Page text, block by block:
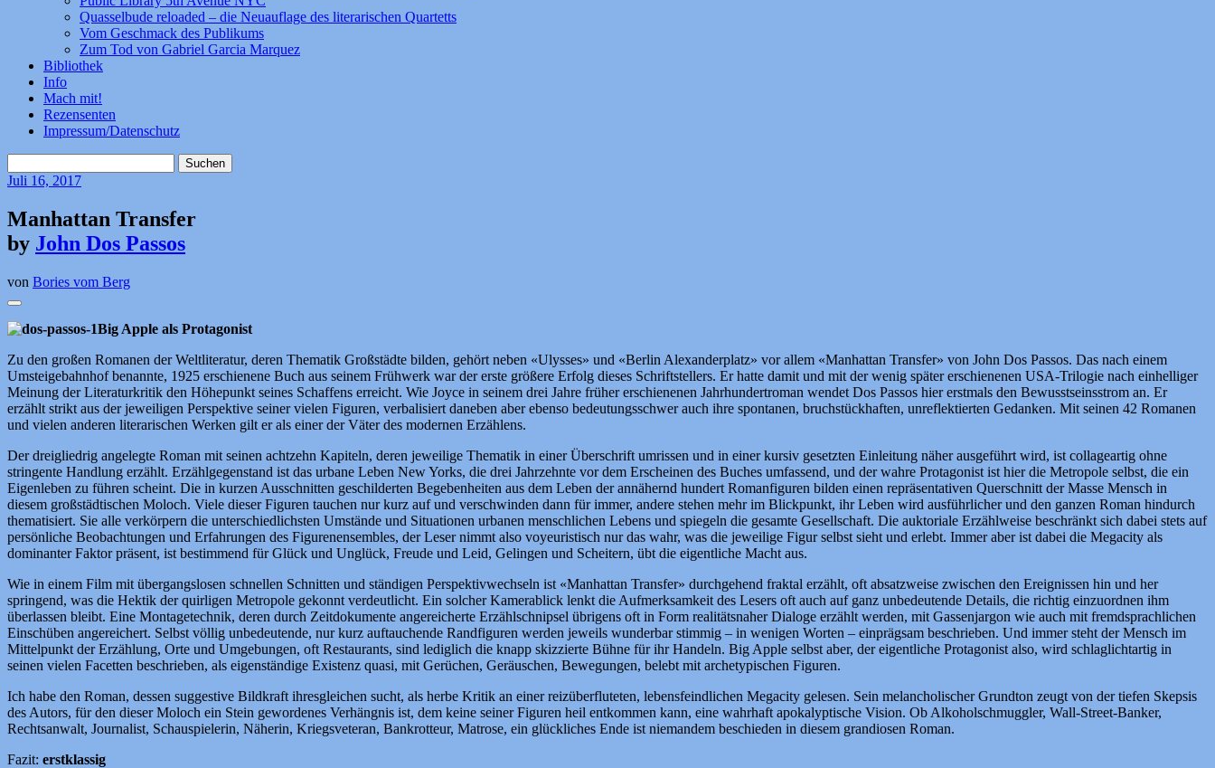
Quasselbude reloaded – die Neuauflage des literarischen Quartetts
Vom Geschmack des Publikums
Zum Tod von Gabriel Garcia Marquez
Bibliothek
Info
Mach mit!
Rezensenten
Impressum/Datenschutz
nach:
Juli 16, 2017
Manhattan Transfer
by John Dos Passos
von Bories vom Berg
Big Apple als Protagonist
Zu den großen Romanen der Weltliteratur, deren Thematik Großstädte bilden, gehört neben «Ulysses» und «Berlin Alexanderplatz» vor allem «Manhattan Transfer» von John Dos Passos. Das nach einem
Umsteigebahnhof benannte, 1925 erschienene Buch aus seinem Frühwerk war der erste größere Erfolg dieses Schriftstellers. Er hatte damit und mit der wenig später erschienenen USA-Trilogie nach einhelliger
Meinung der Literaturkritik den Höhepunkt seines Schaffens erreicht. Wie Joyce in seinem drei Jahre früher erschienenen Jahrhundertroman wendet Dos Passos hier erstmals den Bewusstseinsstrom an. Er
erzählt strikt aus der jeweiligen Perspektive seiner vielen Figuren, verbalisiert daneben aber ebenso bedeutungsschwer auch ihre spontanen, bruchstückhaften, unreflektierten Gedanken. Mit seinen 42 Romanen
und vielen anderen literarischen Werken gilt er als einer der Väter des modernen Erzählens.
Der dreigliedrig angelegte Roman mit seinen achtzehn Kapiteln, deren jeweilige Thematik in einer Überschrift umrissen und in einer kursiv gesetzten Einleitung näher ausgeführt wird, ist collageartig ohne
stringente Handlung erzählt. Erzählgegenstand ist das urbane Leben New Yorks, die drei Jahrzehnte vor dem Erscheinen des Buches umfassend, und der wahre Protagonist ist hier die Metropole selbst, die ein
Eigenleben zu führen scheint. Die in kurzen Ausschnitten geschilderten Begebenheiten aus dem Leben der annähernd hundert Romanfiguren bilden einen repräsentativen Querschnitt der Masse Mensch in
diesem großstädtischen Moloch. Viele dieser Figuren tauchen nur kurz auf und verschwinden dann für immer, andere stehen mehr im Blickpunkt, ihr Leben wird ausführlicher und den ganzen Roman hindurch
thematisiert. Sie alle verkörpern die unterschiedlichsten Umstände und Situationen urbanen menschlichen Lebens und spiegeln die gesamte Gesellschaft. Die auktoriale Erzählweise beschränkt sich dabei stets auf
persönliche Beobachtungen und Erfahrungen des Figurenensembles, der Leser nimmt also voyeuristisch nur das wahr, was die jeweilige Figur selbst sieht und erlebt. Immer aber ist dabei die Megacity als
dominanter Faktor präsent, ist bestimmend für Glück und Unglück, Freude und Leid, Gelingen und Scheitern, übt die eigentliche Macht aus.
Wie in einem Film mit übergangslosen schnellen Schnitten und ständigen Perspektivwechseln ist «Manhattan Transfer» durchgehend fraktal erzählt, oft absatzweise zwischen den Ereignissen hin und her
springend, was die Hektik der quirligen Metropole gekonnt verdeutlicht. Ein solcher Kamerablick lenkt die Aufmerksamkeit des Lesers oft auch auf ganz unbedeutende Details, die richtig einzuordnen ihm
überlassen bleibt. Eine Montagetechnik, deren durch Zeitdokumente angereicherte Erzählschnipsel übrigens oft in Form realitätsnaher Dialoge erzählt werden, mit Gassenjargon wie auch mit fremdsprachlichen
Einschüben angereichert. Selbst völlig unbedeutende, nur kurz auftauchende Randfiguren werden jeweils wunderbar stimmig – in wenigen Worten – einprägsam beschrieben. Und immer steht der Mensch im
Mittelpunkt der Erzählung, Orte und Umgebungen, oft Restaurants, sind lediglich die knapp skizzierte Bühne für ihr Handeln. Big Apple selbst aber, der eigentliche Protagonist also, wird schlaglichtartig in
seinen vielen Facetten beschrieben, als eigenständige Existenz quasi, mit Gerüchen, Geräuschen, Bewegungen, belebt mit archetypischen Figuren.
Ich habe den Roman, dessen suggestive Bildkraft ihresgleichen sucht, als herbe Kritik an einer reizüberfluteten, lebensfeindlichen Megacity gelesen. Sein melancholischer Grundton zeugt von der tiefen Skepsis
des Autors, für den dieser Moloch ein Stein gewordenes Verhängnis ist, dem keine seiner Figuren heil entkommen kann, eine wahrhaft apokalyptische Vision. Ob Alkoholschmuggler, Wall-Street-Banker,
Rechtsanwalt, Journalist, Schauspielerin, Näherin, Kriegsveteran, Bankrotteur, Matrose, ein glückliches Ende ist niemandem beschieden in diesem grandiosen Roman.
Fazit: erstklassig